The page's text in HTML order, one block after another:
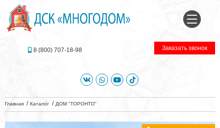
8 (800) 707-18-98 Заказать звонок
Главная Каталог ДОМ "ТОРОНТО"